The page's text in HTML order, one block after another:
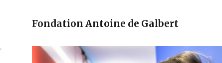
Fondation Antoine de Galbert